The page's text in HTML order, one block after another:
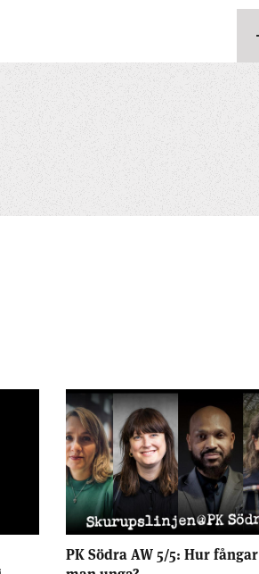
PK Södra AW 5/5: Hur fångar